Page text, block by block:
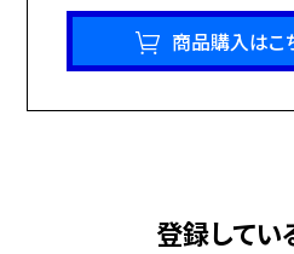
高知県佐川町産のこだわりりんご
んにくのにおいが残りにくいです。
使用、素材にこだわった焼肉タレで
何気なく家庭内で味わっていまし
商品購入はこ
登録してい